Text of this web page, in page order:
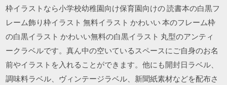
枠イラストなら小学校幼稚園向け保育園向けの 読書本の白黒フ
レーム飾り枠イラスト 無料イラスト かわいい 本のフレーム枠
の白黒イラスト かわいい無料の白黒イラスト 丸型のアンティ
ークラベルです。真ん中の空いているスペースにご自身のお名
前やイラストを入れることができます。他にも開封日ラベル、
調味料ラベル、ヴィンテージラベル、新聞紙素材などを配布さ